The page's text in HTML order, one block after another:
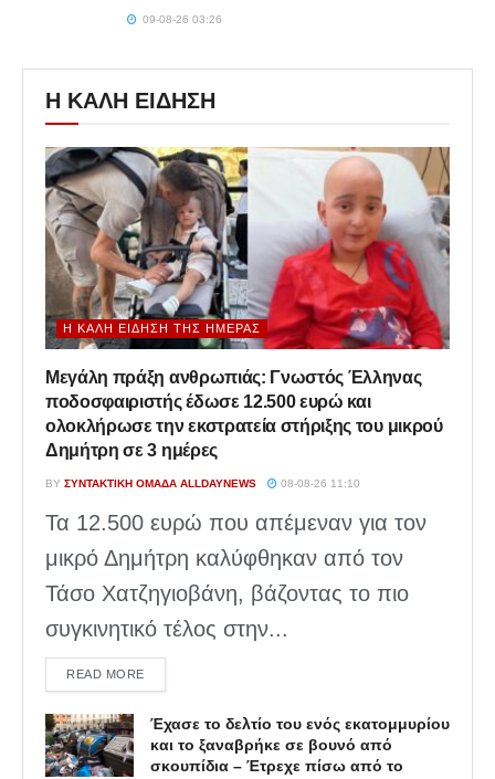
09-08-26 03:26
Η ΚΑΛΗ ΕΙΔΗΣΗ
Η ΚΑΛΉ ΕΊΔΗΣΗ ΤΗΣ ΗΜΈΡΑΣ
Μεγάλη πράξη ανθρωπιάς: Γνωστός Έλληνας
ποδοσφαιριστής έδωσε 12.500 ευρώ και
ολοκλήρωσε την εκστρατεία στήριξης του μικρού
Δημήτρη σε 3 ημέρες
BY ΣΥΝΤΑΚΤΙΚΉ ΟΜΆΔΑ ALLDAYNEWS 08-08-26 11:10
Τα 12.500 ευρώ που απέμεναν για τον
μικρό Δημήτρη καλύφθηκαν από τον
Τάσο Χατζηγιοβάνη, βάζοντας το πιο
συγκινητικό τέλος στην...
READ MOREDETAILS
Έχασε το δελτίο του ενός εκατομμυρίου
και το ξαναβρήκε σε βουνό από
σκουπίδια – Έτρεχε πίσω από το